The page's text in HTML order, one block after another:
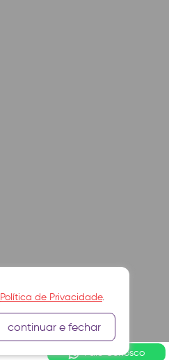
Política de Privacidade.
continuar e fechar
Fale Conosco